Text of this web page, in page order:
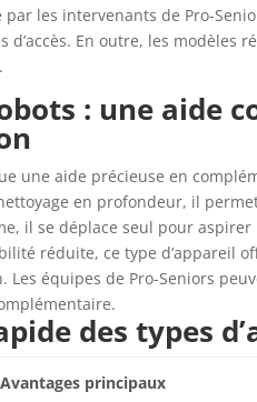
les intervenants de Pro-
d’accès. En outre, les
: une aide
une aide précieuse en
en profondeur, il
il se déplace seul pour
réduite, ce type d’appareil
Les équipes de Pro-Seniors
des types
Avantages principaux